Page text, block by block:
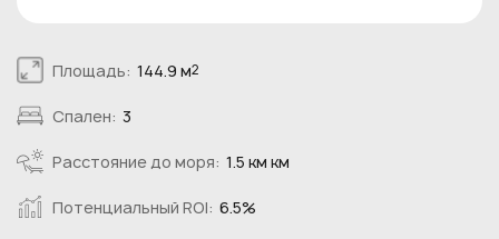
Площадь: 144.9 м2
Спален: 3
Расстояние до моря: 1.5 км км
Потенциальный ROI: 6.5%